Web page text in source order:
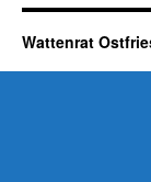
Wattenrat